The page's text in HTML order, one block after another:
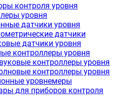
контроля уровня
уровня
датчики уровня
датчики
датчики уровня
контроллеры уровня
контроллеры уровня
контроллеры уровня
уровнемеры
для приборов контроля